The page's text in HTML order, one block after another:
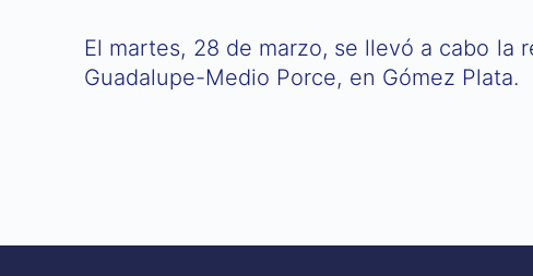
El martes, 28 de marzo, se llevó a cabo
Guadalupe-Medio Porce, en Gómez Plata.